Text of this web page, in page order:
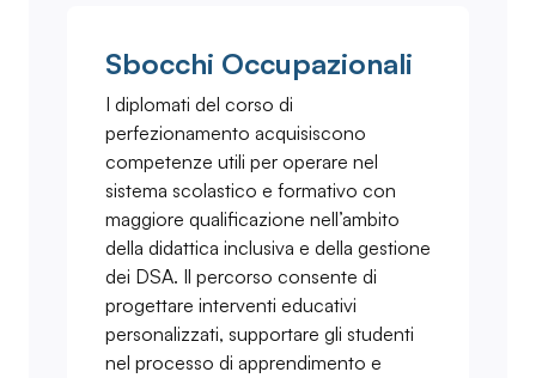
Sbocchi Occupazionali
I diplomati del corso di
perfezionamento acquisiscono
competenze utili per operare nel
sistema scolastico e formativo con
maggiore qualificazione nell’ambito
della didattica inclusiva e della gestione
dei DSA. Il percorso consente di
progettare interventi educativi
personalizzati, supportare gli studenti
nel processo di apprendimento e